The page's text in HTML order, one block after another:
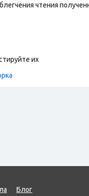
чтения
их
Блог